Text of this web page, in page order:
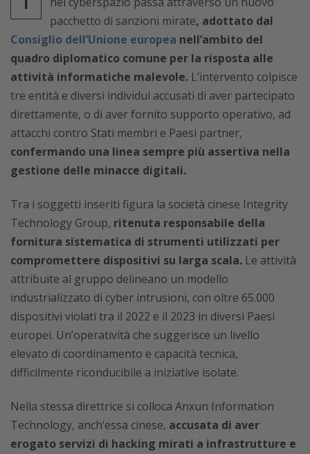
pacchetto di sanzioni mirate, adottato dal
Consiglio dell’Unione europea nell’ambito del
quadro diplomatico comune per la risposta alle
attività informatiche malevole. L’intervento colpisce
tre entità e diversi individui accusati di aver partecipato
direttamente, o di aver fornito supporto operativo, ad
attacchi contro Stati membri e Paesi partner,
confermando una linea sempre più assertiva nella
gestione delle minacce digitali.
Tra i soggetti inseriti figura la società cinese Integrity
Technology Group, ritenuta responsabile della
fornitura sistematica di strumenti utilizzati per
compromettere dispositivi su larga scala. Le attività
attribuite al gruppo delineano un modello
industrializzato di cyber intrusioni, con oltre 65.000
dispositivi violati tra il 2022 e il 2023 in diversi Paesi
europei. Un’operatività che suggerisce un livello
elevato di coordinamento e capacità tecnica,
difficilmente riconducibile a iniziative isolate.
Nella stessa direttrice si colloca Anxun Information
Technology, anch’essa cinese, accusata di aver
erogato servizi di hacking mirati a infrastrutture e